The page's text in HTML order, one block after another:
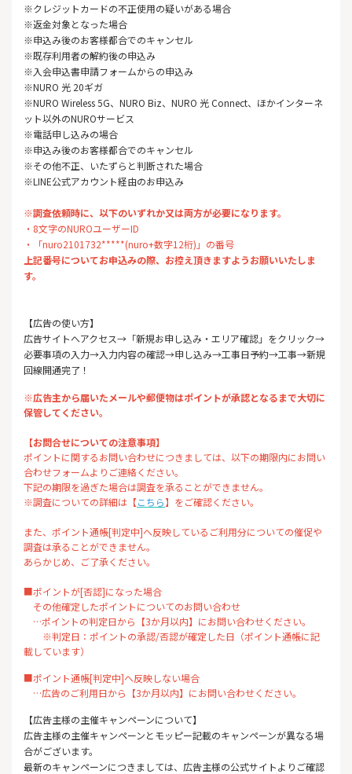
※クレジットカードの不正使用の疑いがある場合
※返金対象となった場合
※申込み後のお客様都合でのキャンセル
※既存利用者の解約後の申込み
※入会申込書申請フォームからの申込み
※NURO 光 20ギガ
※NURO Wireless 5G、NURO Biz、NURO 光 Connect、ほかインターネ
ット以外のNUROサービス
※電話申し込みの場合
※申込み後のお客様都合でのキャンセル
※その他不正、いたずらと判断された場合
※LINE公式アカウント経由のお申込み
※調査依頼時に、以下のいずれか又は両方が必要になります。
・8文字のNUROユーザーID
・「nuro2101732*****(nuro+数字12桁)」の番号
上記番号についてお申込みの際、お控え頂きますようお願いいたしま
す。
【広告の使い方】
広告サイトへアクセス→「新規お申し込み・エリア確認」をクリック→
必要事項の入力→入力内容の確認→申し込み→工事日予約→工事→新規
回線開通完了！
※広告主から届いたメールや郵便物はポイントが承認となるまで大切に
保管してください。
【お問合せについての注意事項】
ポイントに関するお問い合わせにつきましては、以下の期限内にお問い
合わせフォームよりご連絡ください。
下記の期限を過ぎた場合は調査を承ることができません。
※調査についての詳細は【こちら】をご確認ください。
また、ポイント通帳[判定中]へ反映しているご利用分についての催促や
調査は承ることができません。
あらかじめ、ご了承ください。
■ポイントが[否認]になった場合
その他確定したポイントについてのお問い合わせ
…ポイントの判定日から【3か月以内】にお問い合わせください。
※判定日：ポイントの承認/否認が確定した日（ポイント通帳に記
載しています）
■ポイント通帳[判定中]へ反映しない場合
…広告のご利用日から【3か月以内】にお問い合わせください。
【広告主様の主催キャンペーンについて】
広告主様の主催キャンペーンとモッピー記載のキャンペーンが異なる場
合がございます。
最新のキャンペーンにつきましては、広告主様の公式サイトよりご確認